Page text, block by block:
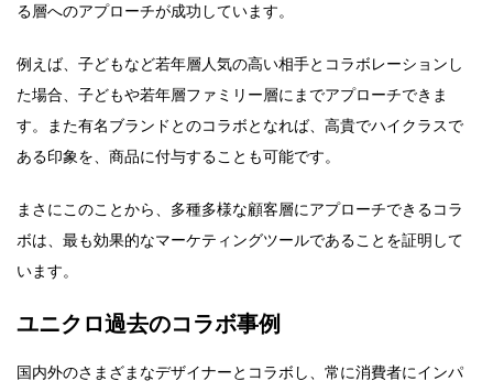
る層へのアプローチが成功しています。
例えば、子どもなど若年層人気の高い相手とコラボレーションし
た場合、子どもや若年層ファミリー層にまでアプローチできま
す。また有名ブランドとのコラボとなれば、高貴でハイクラスで
ある印象を、商品に付与することも可能です。
まさにこのことから、多種多様な顧客層にアプローチできるコラ
ボは、最も効果的なマーケティングツールであることを証明して
います。
ユニクロ過去のコラボ事例
国内外のさまざまなデザイナーとコラボし、常に消費者にインパ